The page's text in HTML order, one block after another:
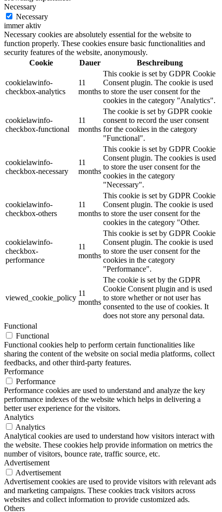
Necessary
Necessary
immer aktiv
Necessary cookies are absolutely essential for the website to
function properly. These cookies ensure basic functionalities and
security features of the website, anonymously.
Cookie
Dauer Beschreibung
cookielawinfo-
checkbox-analytics
11
months
This cookie is set by GDPR Cookie
Consent plugin. The cookie is used
to store the user consent for the
cookies in the category "Analytics".
cookielawinfo-
checkbox-functional
11
months
The cookie is set by GDPR cookie
consent to record the user consent
for the cookies in the category
"Functional".
cookielawinfo-
checkbox-necessary
11
months
This cookie is set by GDPR Cookie
Consent plugin. The cookies is used
to store the user consent for the
cookies in the category
"Necessary".
cookielawinfo-
checkbox-others
11
months
This cookie is set by GDPR Cookie
Consent plugin. The cookie is used
to store the user consent for the
cookies in the category "Other.
cookielawinfo-
checkbox-
performance
11
months
This cookie is set by GDPR Cookie
Consent plugin. The cookie is used
to store the user consent for the
cookies in the category
"Performance".
viewed_cookie_policy
11
months
The cookie is set by the GDPR
Cookie Consent plugin and is used
to store whether or not user has
consented to the use of cookies. It
does not store any personal data.
Functional
Functional
Functional cookies help to perform certain functionalities like
sharing the content of the website on social media platforms, collect
feedbacks, and other third-party features.
Performance
Performance
Performance cookies are used to understand and analyze the key
performance indexes of the website which helps in delivering a
better user experience for the visitors.
Analytics
Analytics
Analytical cookies are used to understand how visitors interact with
the website. These cookies help provide information on metrics the
number of visitors, bounce rate, traffic source, etc.
Advertisement
Advertisement
Advertisement cookies are used to provide visitors with relevant ads
and marketing campaigns. These cookies track visitors across
websites and collect information to provide customized ads.
Others